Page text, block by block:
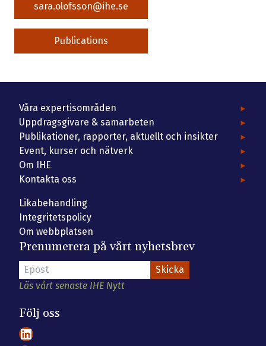
sara.olofsson@ihe.se
Publications
Våra expertisområden
Uppdragsgivare & samarbeten
Publikationer, rapporter, aktuellt och insikter
Event, kurser och nätverk
Om IHE
Kontakta oss
Likabehandling
Integritetspolicy
Om webbplatsen
Prenumerera på vårt nyhetsbrev
Läs vårt senaste IHE Nytt
Följ oss
LinkedIn